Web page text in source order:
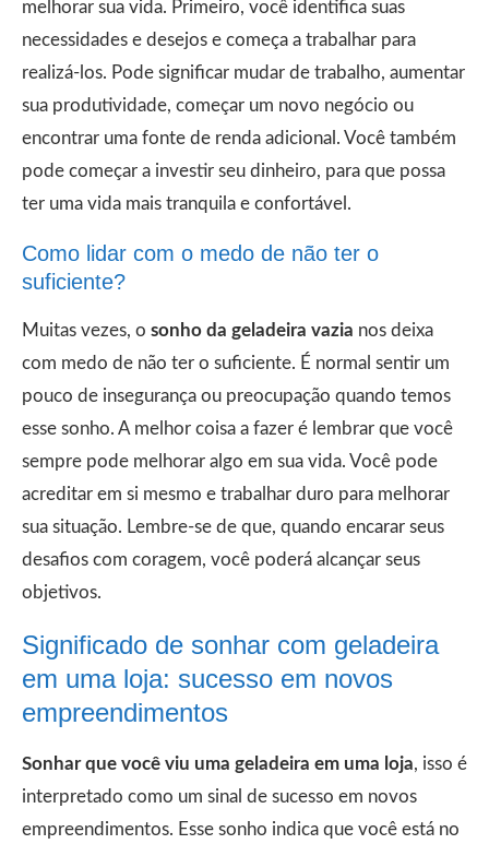
melhorar sua vida. Primeiro, você identifica suas
necessidades e desejos e começa a trabalhar para
realizá-los. Pode significar mudar de trabalho, aumentar
sua produtividade, começar um novo negócio ou
encontrar uma fonte de renda adicional. Você também
pode começar a investir seu dinheiro, para que possa
ter uma vida mais tranquila e confortável.
Como lidar com o medo de não ter o
suficiente?
Muitas vezes, o sonho da geladeira vazia nos deixa
com medo de não ter o suficiente. É normal sentir um
pouco de insegurança ou preocupação quando temos
esse sonho. A melhor coisa a fazer é lembrar que você
sempre pode melhorar algo em sua vida. Você pode
acreditar em si mesmo e trabalhar duro para melhorar
sua situação. Lembre-se de que, quando encarar seus
desafios com coragem, você poderá alcançar seus
objetivos.
Significado de sonhar com geladeira
em uma loja: sucesso em novos
empreendimentos
Sonhar que você viu uma geladeira em uma loja, isso é
interpretado como um sinal de sucesso em novos
empreendimentos. Esse sonho indica que você está no